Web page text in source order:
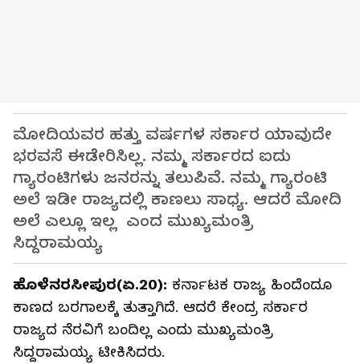
ಮೋದಿಯವರ ಹತ್ತು ವರ್ಷಗಳ ಸರ್ಕಾರ ಯಾವುದೇ
ಭರವಸೆ ಈಡೇರಿಸಿಲ್ಲ. ನಮ್ಮ ಸರ್ಕಾರದ ಐದು
ಗ್ಯಾರಂಟಿಗಳು ಜನರನ್ನು ತಲುಪಿವೆ. ನಮ್ಮ ಗ್ಯಾರಂಟಿ
ಅಲೆ ಇಡೀ ರಾಜ್ಯದಲ್ಲಿ ಕಾಣಲು ಸಾಧ್ಯ. ಆದರೆ ಮೋದಿ
ಅಲೆ ಎಲ್ಲೂ ಇಲ್ಲ ಎಂದ ಮುಖ್ಯಮಂತ್ರಿ
ಸಿದ್ದರಾಮಯ್ಯ
ಹೊಳೆನರಸೀಪುರ(ಏ.20): ಕರ್ನಾಟಕ ರಾಜ್ಯ ಹಿಂದೆಂದೂ
ಕಾಣದ ಬರಗಾಲಕ್ಕೆ ತುತ್ತಾಗಿದೆ. ಆದರೆ ಕೇಂದ್ರ ಸರ್ಕಾರ
ರಾಜ್ಯದ ನೆರವಿಗೆ ಬಂದಿಲ್ಲ ಎಂದು ಮುಖ್ಯಮಂತ್ರಿ
ಸಿದ್ದರಾಮಯ್ಯ ಟೀಕಿಸಿದರು.